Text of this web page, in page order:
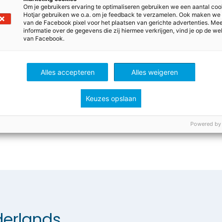
dat de straffen voor jongeren variëren van een
maanden. In bijna alle gevallen moeten jongeren
betalen. Wat vind jij een passende straf voor Liam?
een Lagerhuisdebat over een passende straf voor Liam.
het Lagerhuisdebat.
van enTaalblokken Nederlands
Om je gebruikers ervaring te optimaliseren gebruiken we een aantal
Hotjar gebruiken we o.a. om je feedback te verzamelen. Ook maken we
van de Facebook pixel voor het plaatsen van gerichte advertenties.
informatie over de gegevens die zij hiermee verkrijgen, vind je op de
van Facebook.
Alles accepteren Alles weigeren
Keuzes opslaan
Powered by